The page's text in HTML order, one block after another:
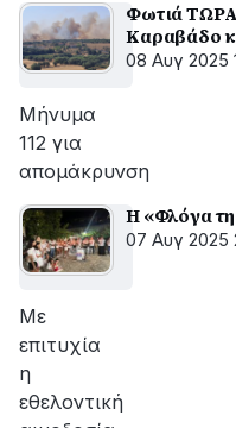
Φωτιά ΤΩΡΑ
Καραβάδο
08 Αυγ 2025
Μήνυμα
112 για
απομάκρυνση
Η «Φλόγα
07 Αυγ 2025
Με
επιτυχία
η
εθελοντική